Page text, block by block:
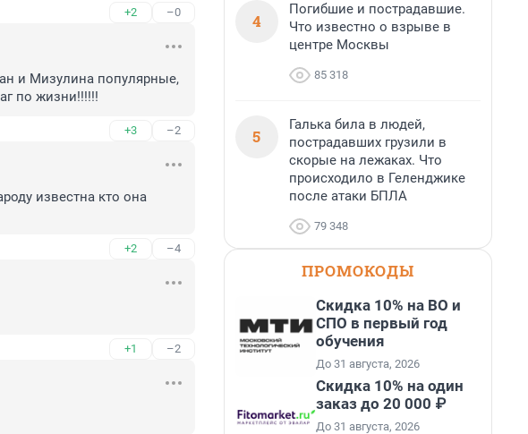
+2 –0
и Мизулина популярные,
по жизни!!!!!!
+3 –2
известна кто она
+2 –4
+1 –2
4
Погибшие и пострадавшие.
Что известно о взрыве в
центре Москвы
85 318
5
Галька била в людей,
пострадавших грузили в
скорые на лежаках. Что
происходило в Геленджике
после атаки БПЛА
79 348
ПРОМОКОДЫ
Скидка 10% на ВО и
СПО в первый год
обучения
До 31 августа, 2026
Скидка 10% на один
заказ до 20 000 ₽
До 31 августа, 2026